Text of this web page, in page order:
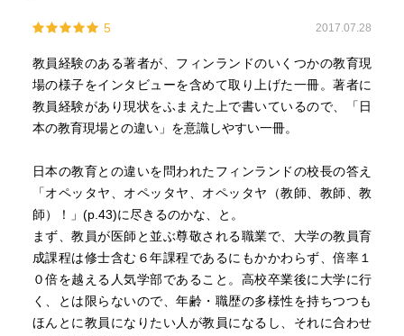
5 2017.07.28
教員経験のある著者が、フィンランドのいくつかの教育現
場の様子をインタビューを含めて取り上げた一冊。著者に
教員経験があり現状をふまえた上で書いているので、「日
本の教育現場との違い」を意識しやすい一冊。
日本の教育との違いを問われたフィンランドの校長の答え
「オペッタヤ、オペッタヤ、オペッタヤ（教師、教師、教
師）！」(p.43)に尽きるのかな、と。
まず、教員が医師と並ぶ尊敬される職業で、大学の教員育
成課程は修士含む６年課程であるにもかかわらず、倍率１
０倍を越える人気学部であること。高校卒業後に大学に行
く、とは限らないので、年齢・職歴の多様性を持ちつつも
ほんとに教員になりたい人が教員になるし、それに合わせ